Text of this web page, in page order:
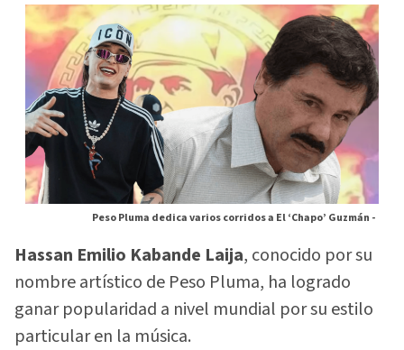
Peso Pluma dedica varios corridos a El ‘Chapo’ Guzmán -
Hassan Emilio Kabande Laija, conocido por su
nombre artístico de Peso Pluma, ha logrado
ganar popularidad a nivel mundial por su estilo
particular en la música.